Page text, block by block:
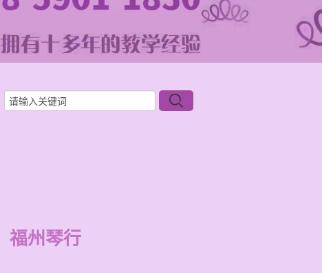
福州琴行